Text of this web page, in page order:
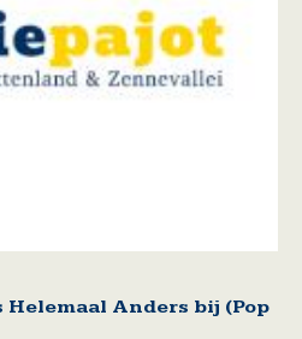
Helemaal Anders bij (Pop